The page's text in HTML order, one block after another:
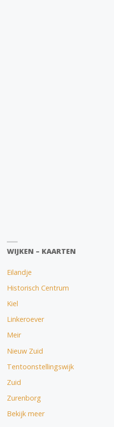
WIJKEN – KAARTEN
Eilandje
Historisch Centrum
Kiel
Linkeroever
Meir
Nieuw Zuid
Tentoonstellingswijk
Zuid
Zurenborg
Bekijk meer